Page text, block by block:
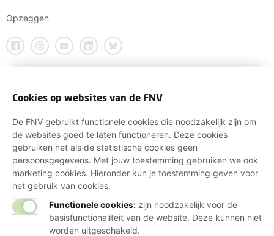
Opzeggen
Cookies op websites van de FNV
De FNV gebruikt functionele cookies die noodzakelijk zijn om
de websites goed te laten functioneren. Deze cookies
gebruiken net als de statistische cookies geen
persoonsgegevens. Met jouw toestemming gebruiken we ook
marketing cookies. Hieronder kun je toestemming geven voor
het gebruik van cookies.
Functionele cookies: zijn noodzakelijk voor de
basisfunctionaliteit van de website. Deze kunnen niet
worden uitgeschakeld.